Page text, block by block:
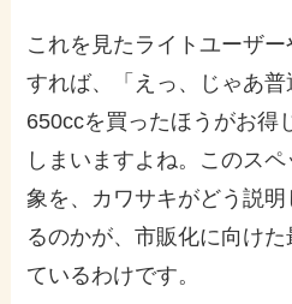
これを見たライトユーザ
すれば、「えっ、じゃあ
650ccを買ったほうがお得
しまいますよね。このス
象を、カワサキがどう説
るのかが、市販化に向け
ているわけです。